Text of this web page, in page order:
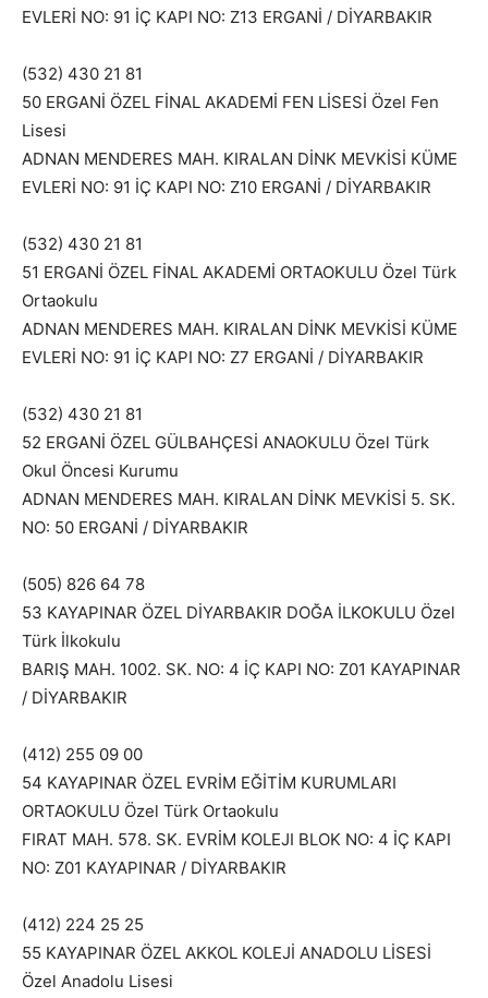
EVLERİ NO: 91 İÇ KAPI NO: Z13 ERGANİ / DİYARBAKIR
(532) 430 21 81
50 ERGANİ ÖZEL FİNAL AKADEMİ FEN LİSESİ Özel Fen
Lisesi
ADNAN MENDERES MAH. KIRALAN DİNK MEVKİSİ KÜME
EVLERİ NO: 91 İÇ KAPI NO: Z10 ERGANİ / DİYARBAKIR
(532) 430 21 81
51 ERGANİ ÖZEL FİNAL AKADEMİ ORTAOKULU Özel Türk
Ortaokulu
ADNAN MENDERES MAH. KIRALAN DİNK MEVKİSİ KÜME
EVLERİ NO: 91 İÇ KAPI NO: Z7 ERGANİ / DİYARBAKIR
(532) 430 21 81
52 ERGANİ ÖZEL GÜLBAHÇESİ ANAOKULU Özel Türk
Okul Öncesi Kurumu
ADNAN MENDERES MAH. KIRALAN DİNK MEVKİSİ 5. SK.
NO: 50 ERGANİ / DİYARBAKIR
(505) 826 64 78
53 KAYAPINAR ÖZEL DİYARBAKIR DOĞA İLKOKULU Özel
Türk İlkokulu
BARIŞ MAH. 1002. SK. NO: 4 İÇ KAPI NO: Z01 KAYAPINAR
/ DİYARBAKIR
(412) 255 09 00
54 KAYAPINAR ÖZEL EVRİM EĞİTİM KURUMLARI
ORTAOKULU Özel Türk Ortaokulu
FIRAT MAH. 578. SK. EVRİM KOLEJI BLOK NO: 4 İÇ KAPI
NO: Z01 KAYAPINAR / DİYARBAKIR
(412) 224 25 25
55 KAYAPINAR ÖZEL AKKOL KOLEJİ ANADOLU LİSESİ
Özel Anadolu Lisesi